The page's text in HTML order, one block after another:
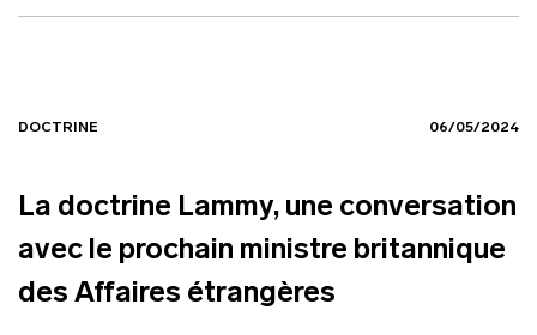
DOCTRINE 06/05/2024
La doctrine Lammy, une conversation
avec le prochain ministre britannique
des Affaires étrangères